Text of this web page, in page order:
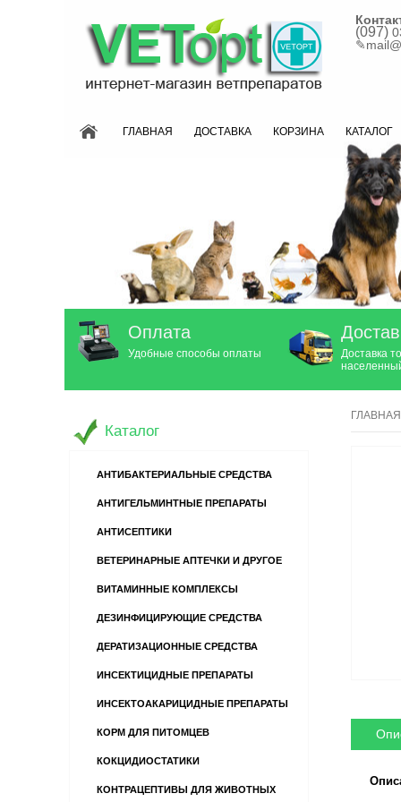
(097)
✎
ГЛАВНАЯ ДОСТАВКА КОРЗИНА КАТАЛОГ
Оплата
Удобные способы оплаты
Доставка
ГЛАВНАЯ
Каталог
АНТИБАКТЕРИАЛЬНЫЕ СРЕДСТВА
АНТИГЕЛЬМИНТНЫЕ ПРЕПАРАТЫ
АНТИСЕПТИКИ
ВЕТЕРИНАРНЫЕ АПТЕЧКИ И ДРУГОЕ
ВИТАМИННЫЕ КОМПЛЕКСЫ
ДЕЗИНФИЦИРУЮЩИЕ СРЕДСТВА
ДЕРАТИЗАЦИОННЫЕ СРЕДСТВА
ИНСЕКТИЦИДНЫЕ ПРЕПАРАТЫ
ИНСЕКТОАКАРИЦИДНЫЕ ПРЕПАРАТЫ
КОРМ ДЛЯ ПИТОМЦЕВ
КОКЦИДИОСТАТИКИ
КОНТРАЦЕПТИВЫ ДЛЯ ЖИВОТНЫХ